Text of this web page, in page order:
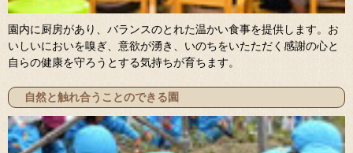
園内に厨房があり、バランスのとれた温かい食事を提供します。お
いしいにおいを嗅ぎ、意欲が湧き、いのちをいたただく感謝の心と
自らの健康を守ろうとする気持ちが育ちます。
自然と触れ合うことのできる園